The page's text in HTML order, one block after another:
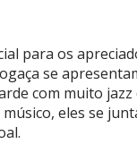
para os
se
com muito
eles se